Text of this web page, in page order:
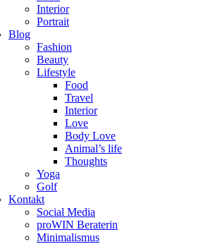
Interior
Portrait
Blog
Fashion
Beauty
Lifestyle
Food
Travel
Interior
Love
Body Love
Animal’s life
Thoughts
Yoga
Golf
Kontakt
Social Media
proWIN Beraterin
Minimalismus